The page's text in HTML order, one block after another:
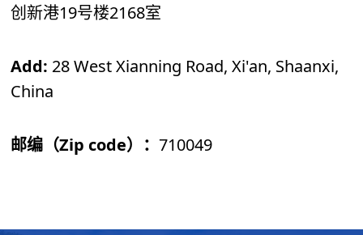
创新港19号楼2168室
Add: 28 West Xianning Road, Xi'an, Shaanxi,
China
邮编（Zip code）：710049